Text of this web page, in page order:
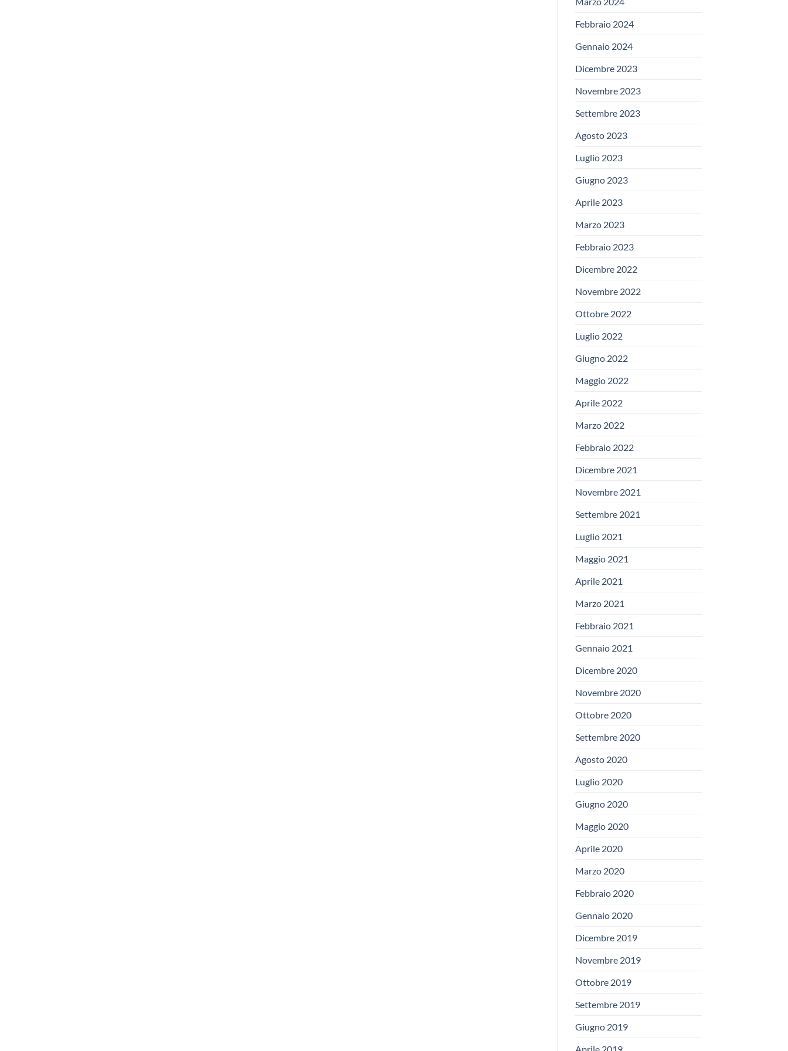
Febbraio 2024
Gennaio 2024
Dicembre 2023
Novembre 2023
Settembre 2023
Agosto 2023
Luglio 2023
Giugno 2023
Aprile 2023
Marzo 2023
Febbraio 2023
Dicembre 2022
Novembre 2022
Ottobre 2022
Luglio 2022
Giugno 2022
Maggio 2022
Aprile 2022
Marzo 2022
Febbraio 2022
Dicembre 2021
Novembre 2021
Settembre 2021
Luglio 2021
Maggio 2021
Aprile 2021
Marzo 2021
Febbraio 2021
Gennaio 2021
Dicembre 2020
Novembre 2020
Ottobre 2020
Settembre 2020
Agosto 2020
Luglio 2020
Giugno 2020
Maggio 2020
Aprile 2020
Marzo 2020
Febbraio 2020
Gennaio 2020
Dicembre 2019
Novembre 2019
Ottobre 2019
Settembre 2019
Giugno 2019
Aprile 2019